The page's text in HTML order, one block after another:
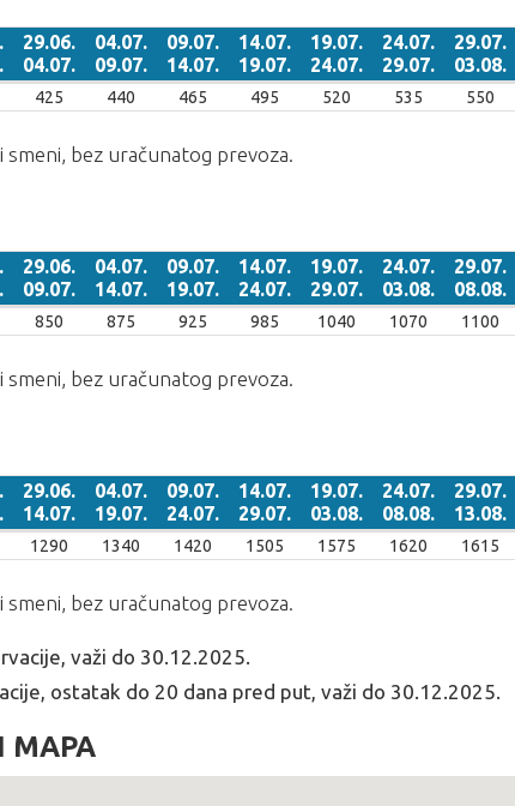
29.06.
04.07.
04.07.
09.07.
09.07.
14.07.
14.07.
19.07.
19.07.
24.07.
24.07.
29.07.
29.07.
03.08.
29.06.
04.07.
04.07.
09.07.
09.07.
14.07.
14.07.
19.07.
19.07.
24.07.
24.07.
29.07.
29.07.
03.08.
425 440 465 495 520 535 550
bez uračunatog prevoza.
29.06.
09.07.
04.07.
14.07.
09.07.
19.07.
14.07.
24.07.
19.07.
29.07.
24.07.
03.08.
29.07.
08.08.
29.06.
09.07.
04.07.
14.07.
09.07.
19.07.
14.07.
24.07.
19.07.
29.07.
24.07.
03.08.
29.07.
08.08.
850 875 925 985 1040 1070 1100
bez uračunatog prevoza.
29.06.
14.07.
04.07.
19.07.
09.07.
24.07.
14.07.
29.07.
19.07.
03.08.
24.07.
08.08.
29.07.
13.08.
29.06.
14.07.
04.07.
19.07.
09.07.
24.07.
14.07.
29.07.
19.07.
03.08.
24.07.
08.08.
29.07.
13.08.
1290 1340 1420 1505 1575 1620 1615
bez uračunatog prevoza.
važi do 30.12.2025.
ostatak do 20 dana pred put, važi do 30.12.2025.
MAPA